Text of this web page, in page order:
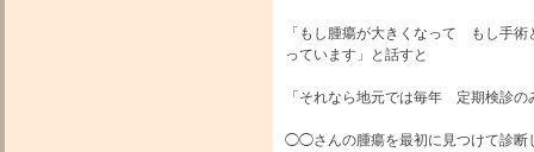
「もし腫瘍が大きくなって もし手
っています」と話すと
「それなら地元では毎年 定期検診の
◯◯さんの腫瘍を最初に見つけて診断